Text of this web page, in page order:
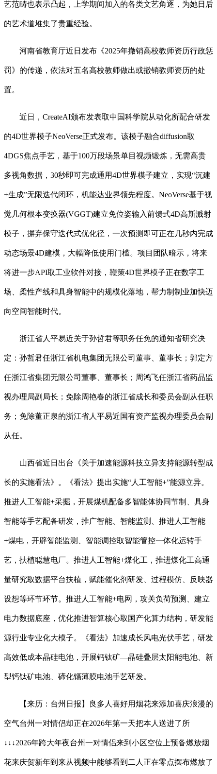
艺范畴也表示凸起，上学期间加入的各类文艺角逐，为她日后
的艺术道堆集了贵重经验。
河南省教育厅近日发布《2025年撤销高校教师资历行政惩
罚》的传递，依法对五名高校教师做出或撤销教师资历的处
置。
近日，CreateAI颁布发表取中国科学院从动化所配合研发
的4D世界模子NeoVerse正式发布。该模子融合diffusion取
4DGS焦点手艺，基于100万段场景单目视频锻炼，无需高贵
多视角数据，30秒即可完成通用4D世界模子建立，实现“沉建
+生成”无限迭代闭环，机能达业界领先程度。NeoVerse基于视
觉几何根本变换器(VGGT)建立免位姿输入前馈式4D高斯溅射
模子，摒弃保守迭代式优化径，一次预测即可正在几秒内完成
动态场景4D建模，大幅降低使用门槛。项目团队暗示，将来
将进一步API取工业软件对接，鞭策4D世界模子正在数字工
场、柔性产线和具身智能中的规模化落地，帮力制制业加快迈
向空间智能时代。
浙江省人平易近关于孙哲君等职务任免的通知省研究决
定：孙哲君任浙江省机电集团无限公司董事、董事长；郭定方
任浙江省集团无限公司董事、董事长；周鸿飞任浙江省药品监
视办理局副局长；免除周艳春的浙江省成长和委员会副从任职
务；免除董正泉的浙江省人平易近国有资产监视办理委员会副
从任。
山西省近日出台《关于加速能源科技立异支持能源转型成
长的实施看法》。《看法》提出实施“人工智能+”能源立异。
推进人工智能+采掘，开展煤机配备多智能体协同节制、具身
智能等手艺配备研发，推广智能、智能监测、推进人工智能
+煤电，开辟智能监测、智能调控取智能管控一体化运转手
艺，扶植聪慧电厂。推进人工智能+煤化工，推进煤化工高通
量研究取数据平台扶植，赋能催化剂研发、过程模仿、反映器
设想等环节环节。推进人工智能+电网，攻关负荷预测、建立
电力数据底座，优化推进智算核心取国产化算力结构，研发能
源行业专业化大模子。《看法》加速成长风电光伏手艺，研发
高效低成本晶硅电池，开展钙钛矿—晶硅叠层太阳能电池、新
型钙钛矿电池、碲化镉薄膜电池手艺研发。
【来历：台州日报】良多人喜好用烟花来添加喜庆浪漫的
空气台州一对情侣却正在2026年第一天把本人送进了所
↓↓↓2026年跨大年夜台州一对情侣来到小区空位上预备燃放烟
花来庆贺新年到来从视频中能够看到二人正在零点摆布燃放了